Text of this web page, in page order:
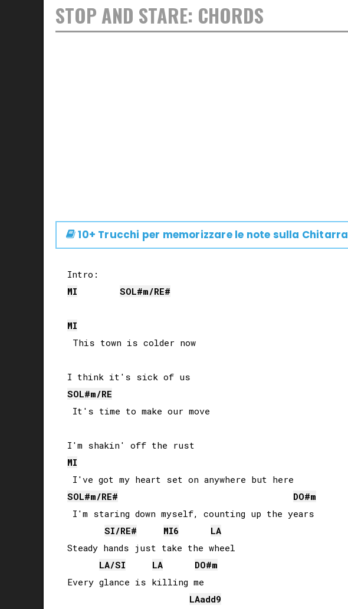
STOP AND STARE: CHORDS
10+ Trucchi per memorizzare le note sulla Chitarra
MI
SOL#m/RE#
MI
This town is colder now
SOL#m/RE
It's time to make our move
MI
SOL#m/RE# DO#m
I'm staring down myself, counting up the years
SI/RE# MI6
LA
Steady hands just take the wheel
LA/SI LA DO#m
Every glance is killing me
LAadd9